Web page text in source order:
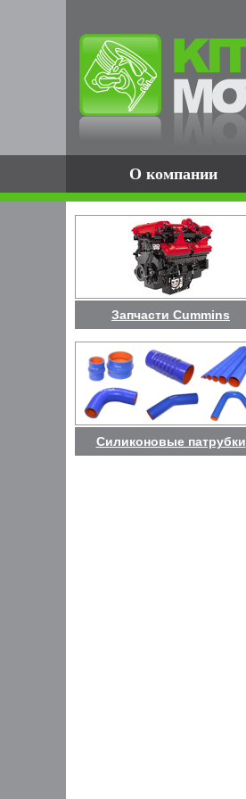
О компании
Запчасти Cummins
Силиконовые патрубки